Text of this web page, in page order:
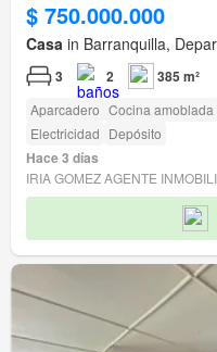
$ 750.000.000
Casa in Barranquilla,
3 2 385 m²
Aparcadero Cocina amoblada
Electricidad Depósito
Hace 3 días
IRIA GOMEZ AGENTE